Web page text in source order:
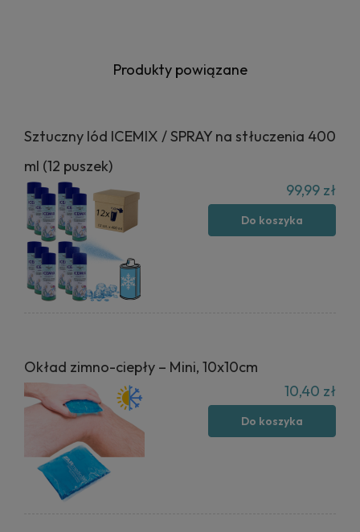
Produkty powiązane
Sztuczny lód ICEMIX / SPRAY na stłuczenia 400
ml (12 puszek)
99,99 zł
Do koszyka
Okład zimno-ciepły – Mini, 10x10cm
10,40 zł
Do koszyka